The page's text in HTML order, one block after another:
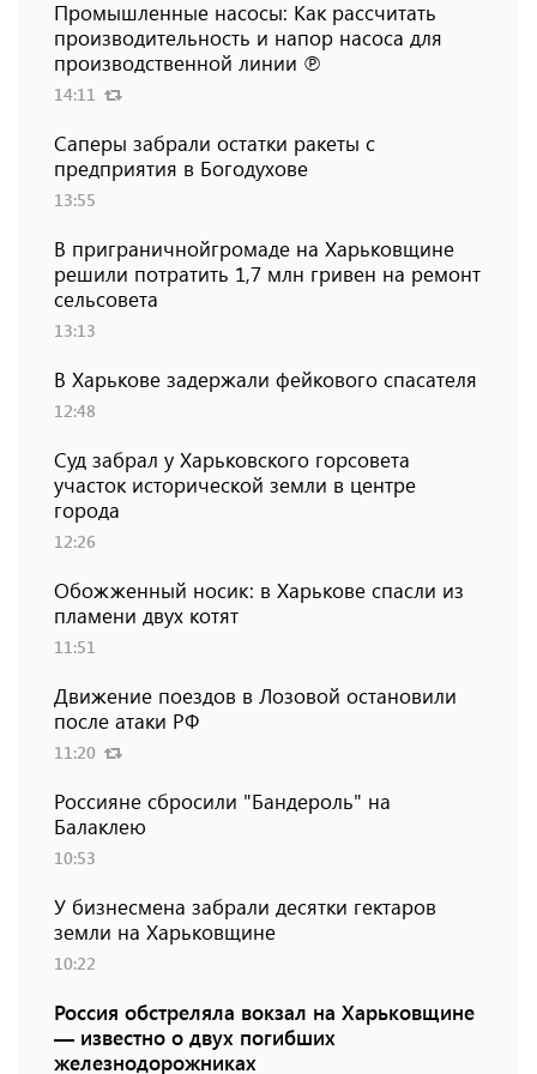
Промышленные насосы: Как рассчитать
производительность и напор насоса для
производственной линии ℗
14:11
Саперы забрали остатки ракеты с
предприятия в Богодухове
13:55
В приграничнойгромаде на Харьковщине
решили потратить 1,7 млн ​​гривен на ремонт
сельсовета
13:13
В Харькове задержали фейкового спасателя
12:48
Суд забрал у Харьковского горсовета
участок исторической земли в центре
города
12:26
Обожженный носик: в Харькове спасли из
пламени двух котят
11:51
Движение поездов в Лозовой остановили
после атаки РФ
11:20
Россияне сбросили "Бандероль" на
Балаклею
10:53
У бизнесмена забрали десятки гектаров
земли на Харьковщине
10:22
Россия обстреляла вокзал на Харьковщине
— известно о двух погибших
железнодорожниках